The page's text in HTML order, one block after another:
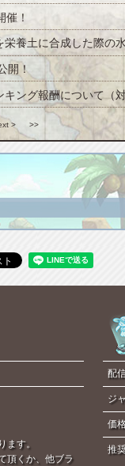
催！
開！
キング報酬について（
> >>
す。
頂くか、他ブラ
配
ジ
価
推